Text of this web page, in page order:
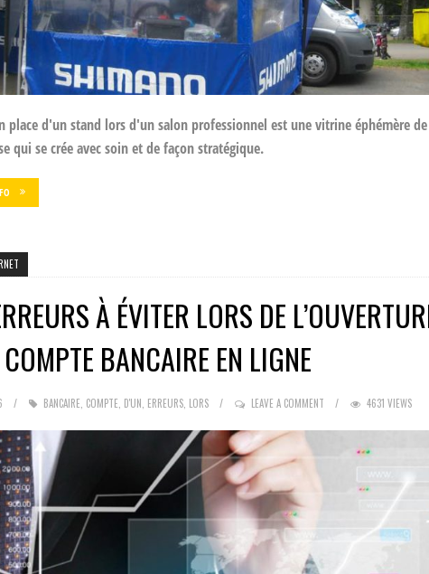
place d'un stand lors d'un salon professionnel est une vitrine éphémère de
qui se crée avec soin et de façon stratégique.
À ÉVITER LORS DE
COMPTE BANCAIRE EN LIGNE
BANCAIRE COMPTE D'UN ERREURS, LORS LEAVE A COMMENT 4631 VIEWS